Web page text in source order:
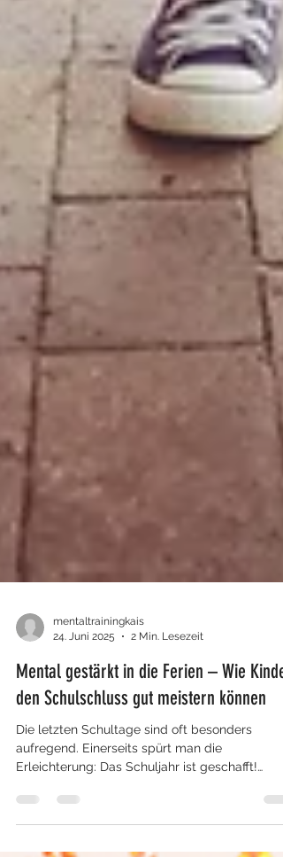
mentaltrainingkais
24. Juni 2025
2 Min. Lesezeit
Mental gestärkt in die Ferien – Wie Kinder
den Schulschluss gut meistern können
Die letzten Schultage sind oft besonders
Andererseits...